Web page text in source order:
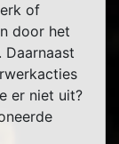
of
door het
Daarnaast
er niet uit?